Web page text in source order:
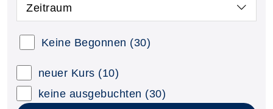
Zeitraum
Keine Begonnen (30)
neuer Kurs (10)
keine ausgebuchten (30)